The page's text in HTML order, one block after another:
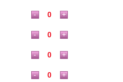
+
-
+
-
+
-
+
-